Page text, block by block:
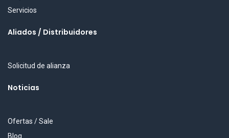
Servicios
Aliados / Distribuidores
Solicitud de alianza
Noticias
Ofertas / Sale
Blog